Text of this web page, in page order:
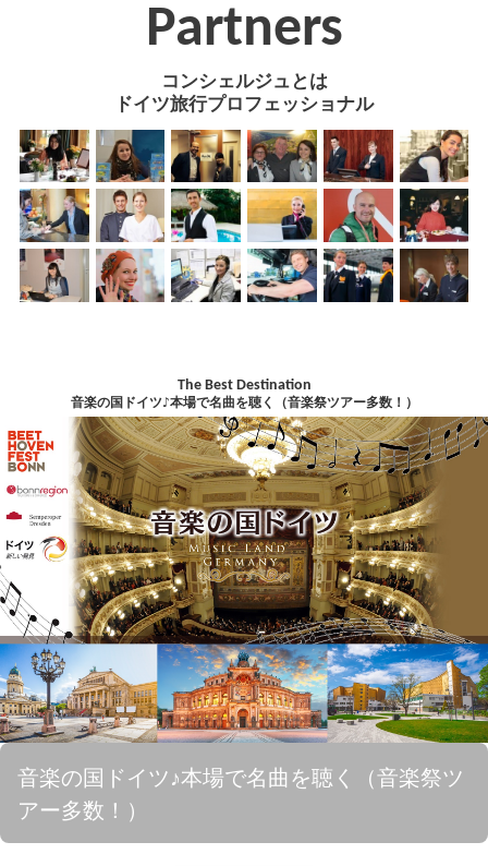
Partners
コンシェルジュとは
ドイツ旅行プロフェッショナル
The Best Destination
音楽の国ドイツ♪本場で名曲を聴く（音楽祭ツアー多数！）
音楽の国ドイツ♪本場で名曲を聴く（音楽祭ツ
アー多数！）